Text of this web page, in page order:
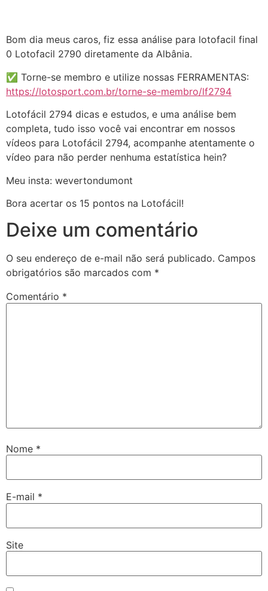
Bom dia meus caros, fiz essa análise para lotofacil final
0 Lotofacil 2790 diretamente da Albânia.
✅ Torne-se membro e utilize nossas FERRAMENTAS:
https://lotosport.com.br/torne-se-membro/lf2794
Lotofácil 2794 dicas e estudos, e uma análise bem
completa, tudo isso você vai encontrar em nossos
vídeos para Lotofácil 2794, acompanhe atentamente o
vídeo para não perder nenhuma estatística hein?
Meu insta: wevertondumont
Bora acertar os 15 pontos na Lotofácil!
Deixe um comentário
O seu endereço de e-mail não será publicado. Campos
obrigatórios são marcados com *
Comentário *
Nome *
E-mail *
Site